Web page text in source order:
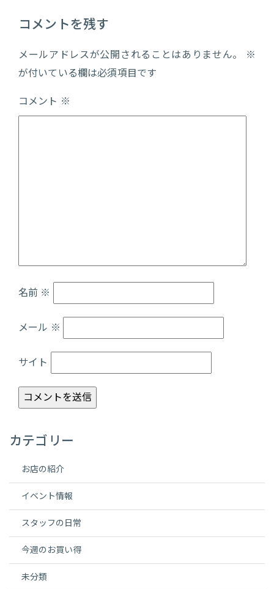
コメントを残す
メールアドレスが公開されることはありません。
※
が付いている欄は必須項目です
コメント ※
名前 ※
メール ※
サイト
カテゴリー
お店の紹介
イベント情報
スタッフの日常
今週のお買い得
未分類